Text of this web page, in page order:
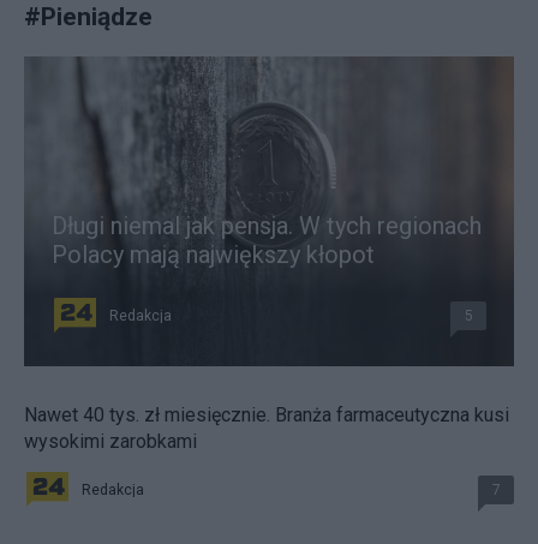
#Pieniądze
Długi niemal jak pensja. W tych regionach
Polacy mają największy kłopot
Redakcja 5
Nawet 40 tys. zł miesięcznie. Branża farmaceutyczna kusi
wysokimi zarobkami
Redakcja 7